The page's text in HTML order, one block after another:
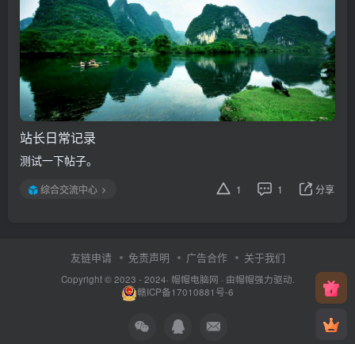
站长日常记录
测试一下帖子。
综合交流中心 1 1 分享
友链申请 免责声明 广告合作 关于我们
Copyright © 2023 - 2024· 帽帽电脑网 · 由帽帽强力驱动.
赣ICP备17010881号-6